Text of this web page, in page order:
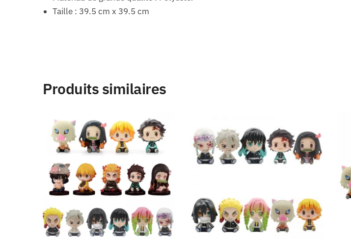
Taille : 39.5 cm x 39.5 cm
Produits similaires